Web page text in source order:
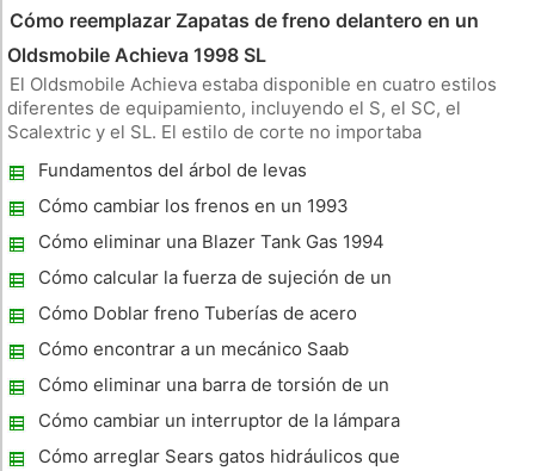
Cómo reemplazar Zapatas de freno delantero en un
Oldsmobile Achieva 1998 SL
El Oldsmobile Achieva estaba disponible en cuatro estilos
diferentes de equipamiento, incluyendo el S, el SC, el
Scalextric y el SL. El estilo de corte no importaba
delanteras. El Achieva se introdujo en 1992 y fue producido
hasta 1997. Los s
Fundamentos del árbol de levas
Cómo cambiar los frenos en un 1993
Plymouth Grand Voyager
Cómo eliminar una Blazer Tank Gas 1994
Cómo calcular la fuerza de sujeción de un
perno
Cómo Doblar freno Tuberías de acero
Cómo encontrar a un mecánico Saab
Cómo eliminar una barra de torsión de un
Dakota
Cómo cambiar un interruptor de la lámpara
de parada
Cómo arreglar Sears gatos hidráulicos que